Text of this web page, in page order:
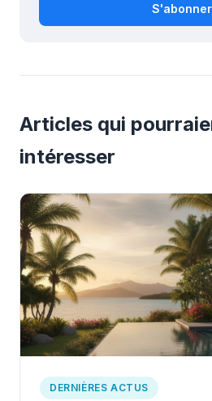
S'abonner
Articles qui
intéresser
DERNIÈRES ACTUS